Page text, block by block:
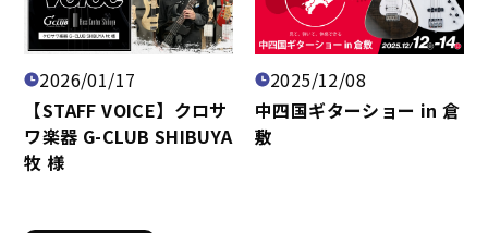
2026/01/17
【STAFF VOICE】クロサ
ワ楽器 G-CLUB SHIBUYA
牧 様
2025/12/08
中四国ギターショー in 倉
敷